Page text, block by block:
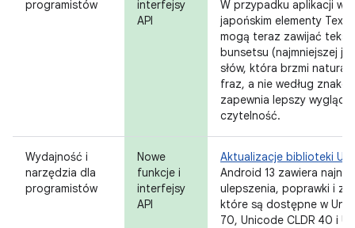
programistów
interfejsy
API
W przypadku aplikacji w
japońskim elementy
mogą teraz zawijać tekst
bunsetsu (najmniejszej
słów, która brzmi
fraz, a nie według
zapewnia lepszy wygląd i
czytelność.
Wydajność i
narzędzia dla
programistów
Nowe
funkcje i
interfejsy
API
Aktualizacje biblioteki
Android 13 zawiera
ulepszenia, poprawki i
które są dostępne w
70, Unicode CLDR 40 i